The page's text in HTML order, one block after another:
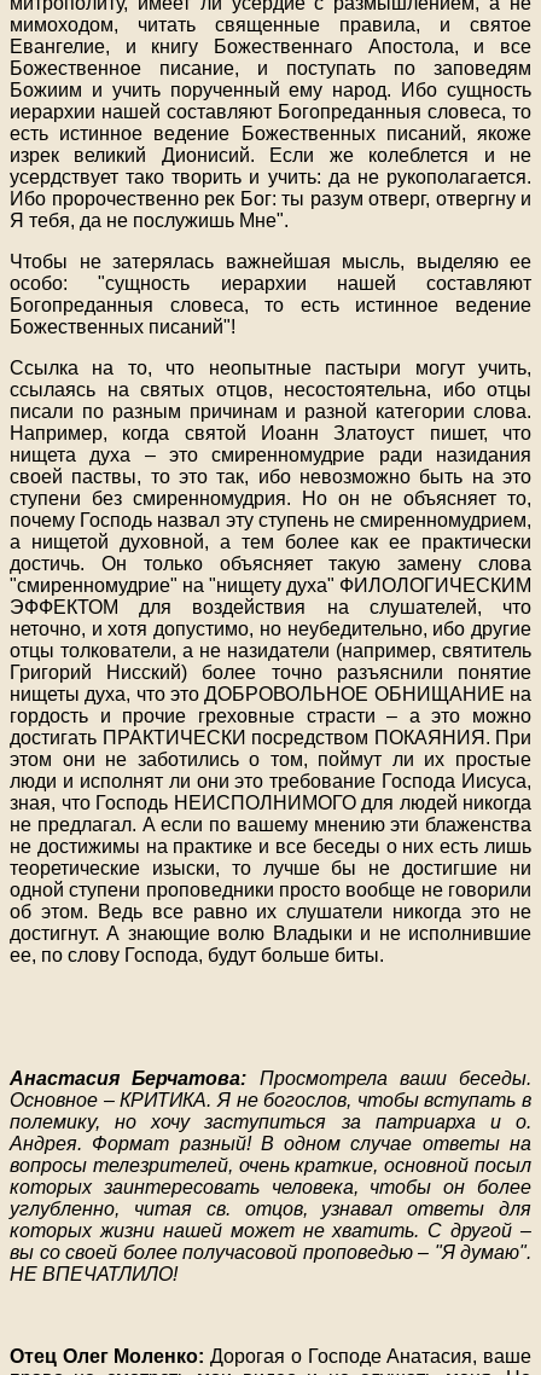
мимоходом, читать священные правила, и святое
Евангелие, и книгу Божественнаго Апостола, и все
Божественное писание, и поступать по заповедям
Божиим и учить порученный ему народ. Ибо сущность
иерархии нашей составляют Богопреданныя словеса, то
есть истинное ведение Божественных писаний, якоже
изрек великий Дионисий. Если же колеблется и не
усердствует тако творить и учить: да не рукополагается.
Ибо пророчественно рек Бог: ты разум отверг, отвергну и
Я тебя, да не послужишь Мне".
Чтобы не затерялась важнейшая мысль, выделяю ее
особо: "сущность иерархии нашей составляют
Богопреданныя словеса, то есть истинное ведение
Божественных писаний"!
Ссылка на то, что неопытные пастыри могут учить,
ссылаясь на святых отцов, несостоятельна, ибо отцы
писали по разным причинам и разной категории слова.
Например, когда святой Иоанн Златоуст пишет, что
нищета духа – это смиренномудрие ради назидания
своей паствы, то это так, ибо невозможно быть на это
ступени без смиренномудрия. Но он не объясняет то,
почему Господь назвал эту ступень не смиренномудрием,
а нищетой духовной, а тем более как ее практически
достичь. Он только объясняет такую замену слова
"смиренномудрие" на "нищету духа" ФИЛОЛОГИЧЕСКИМ
ЭФФЕКТОМ для воздействия на слушателей, что
неточно, и хотя допустимо, но неубедительно, ибо другие
отцы толкователи, а не назидатели (например, святитель
Григорий Нисский) более точно разъяснили понятие
нищеты духа, что это ДОБРОВОЛЬНОЕ ОБНИЩАНИЕ на
гордость и прочие греховные страсти – а это можно
достигать ПРАКТИЧЕСКИ посредством ПОКАЯНИЯ. При
этом они не заботились о том, поймут ли их простые
люди и исполнят ли они это требование Господа Иисуса,
зная, что Господь НЕИСПОЛНИМОГО для людей никогда
не предлагал. А если по вашему мнению эти блаженства
не достижимы на практике и все беседы о них есть лишь
теоретические изыски, то лучше бы не достигшие ни
одной ступени проповедники просто вообще не говорили
об этом. Ведь все равно их слушатели никогда это не
достигнут. А знающие волю Владыки и не исполнившие
ее, по слову Господа, будут больше биты.
Анастасия Берчатова: Просмотрела ваши беседы.
Основное – КРИТИКА. Я не богослов, чтобы вступать в
полемику, но хочу заступиться за патриарха и о.
Андрея. Формат разный! В одном случае ответы на
вопросы телезрителей, очень краткие, основной посыл
которых заинтересовать человека, чтобы он более
углубленно, читая св. отцов, узнавал ответы для
которых жизни нашей может не хватить. С другой –
вы со своей более получасовой проповедью – "Я думаю".
НЕ ВПЕЧАТЛИЛО!
Отец Олег Моленко: Дорогая о Господе Анатасия, ваше